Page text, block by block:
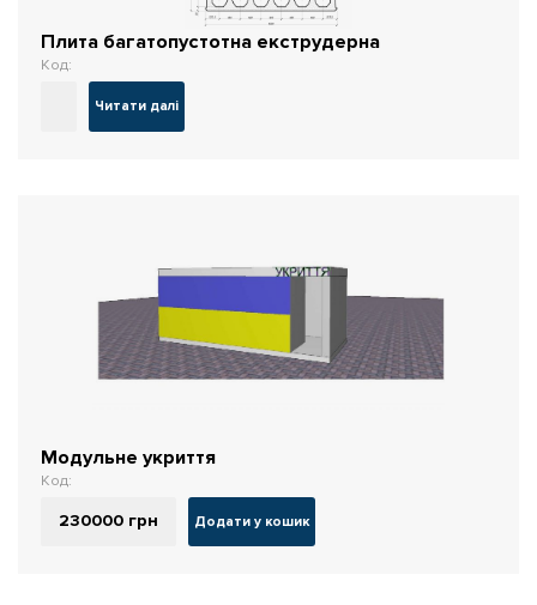
Плита багатопустотна екструдерна
Код:
Читати далі
Модульне укриття
Код:
230000 грн Додати у кошик